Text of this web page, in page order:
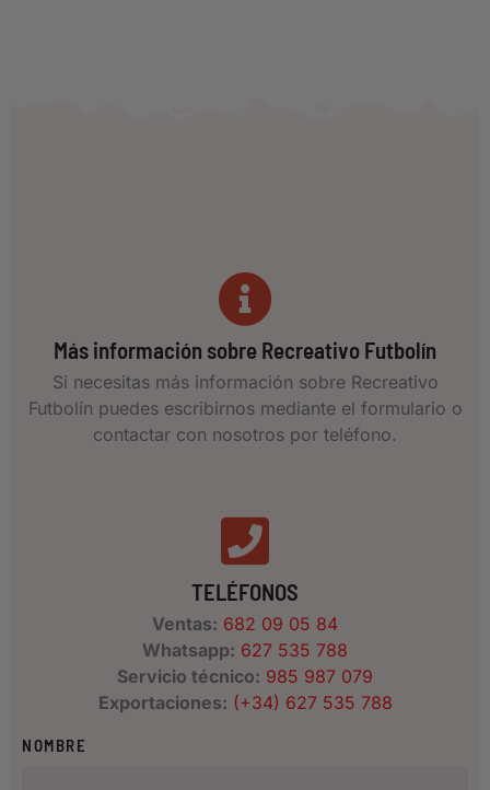
Más información sobre Recreativo Futbolín
Si necesitas más información sobre Recreativo
Futbolín puedes escribirnos mediante el formulario o
contactar con nosotros por teléfono.
TELÉFONOS
Ventas: 682 09 05 84
Whatsapp: 627 535 788
Servicio técnico: 985 987 079
Exportaciones: (+34) 627 535 788
NOMBRE